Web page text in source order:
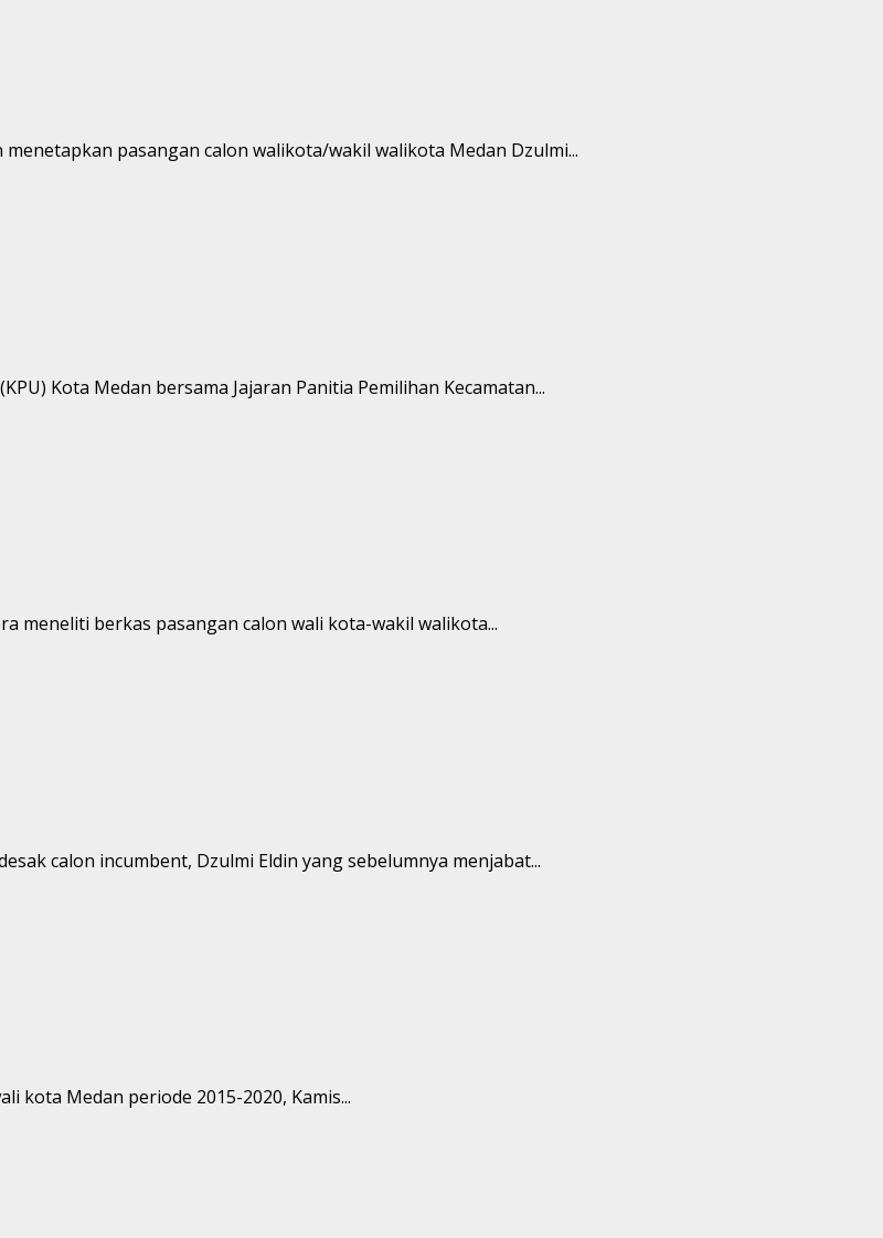
pasangan calon walikota/wakil walikota Medan Dzulmi...
Kota Medan bersama Jajaran Panitia Pemilihan Kecamatan...
meneliti berkas pasangan calon wali kota-wakil walikota...
calon incumbent, Dzulmi Eldin yang sebelumnya menjabat...
kota Medan periode 2015-2020, Kamis...